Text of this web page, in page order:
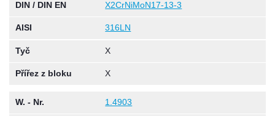
DIN / DIN EN X2CrNiMoN17-13-3
AISI 316LN
Tyč X
Přířez z bloku X
W. - Nr. 1.4903